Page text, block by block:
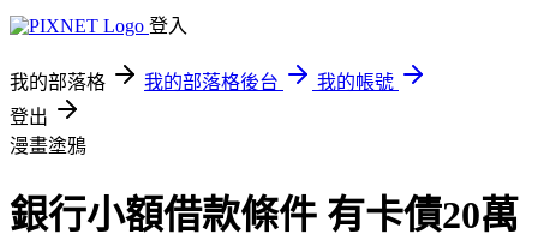
登入
我的部落格 我的部落格後台
我的帳號
登出
漫畫塗鴉
銀行小額借款條件 有卡債20萬